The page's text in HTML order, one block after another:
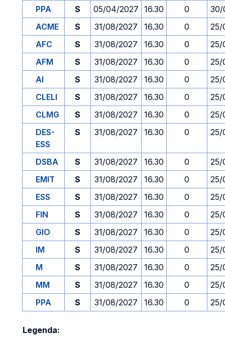
PPA S 05/04/2027 16.30 0
30/
ACME
S 31/08/2027 16.30 0
25/
AFC
S 31/08/2027 16.30 0
25/
AFM
S 31/08/2027 16.30 0
25/
AI
S 31/08/2027 16.30 0
25/
CLELI
S 31/08/2027 16.30 0
25/
CLMG
S 31/08/2027 16.30 0
25/
DES-
ESS
S 31/08/2027 16.30 0 25/
DSBA S 31/08/2027 16.30 0
25/
EMIT
S 31/08/2027 16.30 0
25/
ESS
S 31/08/2027 16.30 0
25/
FIN
S 31/08/2027 16.30 0
25/
GIO
S 31/08/2027 16.30 0
25/
IM
S 31/08/2027 16.30 0
25/
M
S 31/08/2027 16.30 0
25/
MM
S 31/08/2027 16.30 0
25/
PPA
S 31/08/2027 16.30 0 25/
Legenda: